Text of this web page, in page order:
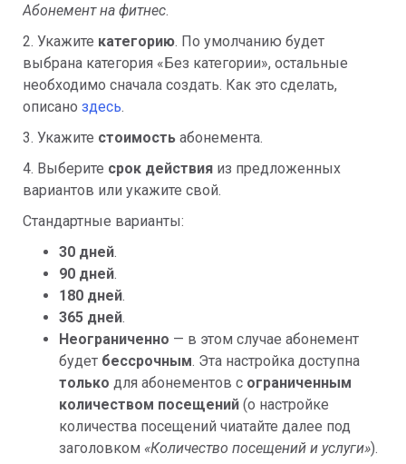
Абонемент на фитнес.
2. Укажите категорию. По умолчанию будет
выбрана категория «Без категории», остальные
необходимо сначала создать. Как это сделать,
описано здесь.
3. Укажите стоимость абонемента.
4. Выберите срок действия из предложенных
вариантов или укажите свой.
Стандартные варианты:
30 дней.
90 дней.
180 дней.
365 дней.
Неограниченно — в этом случае абонемент
будет бессрочным. Эта настройка доступна
только для абонементов с ограниченным
количеством посещений (о настройке
количества посещений чиатайте далее под
заголовком «Количество посещений и услуги»).